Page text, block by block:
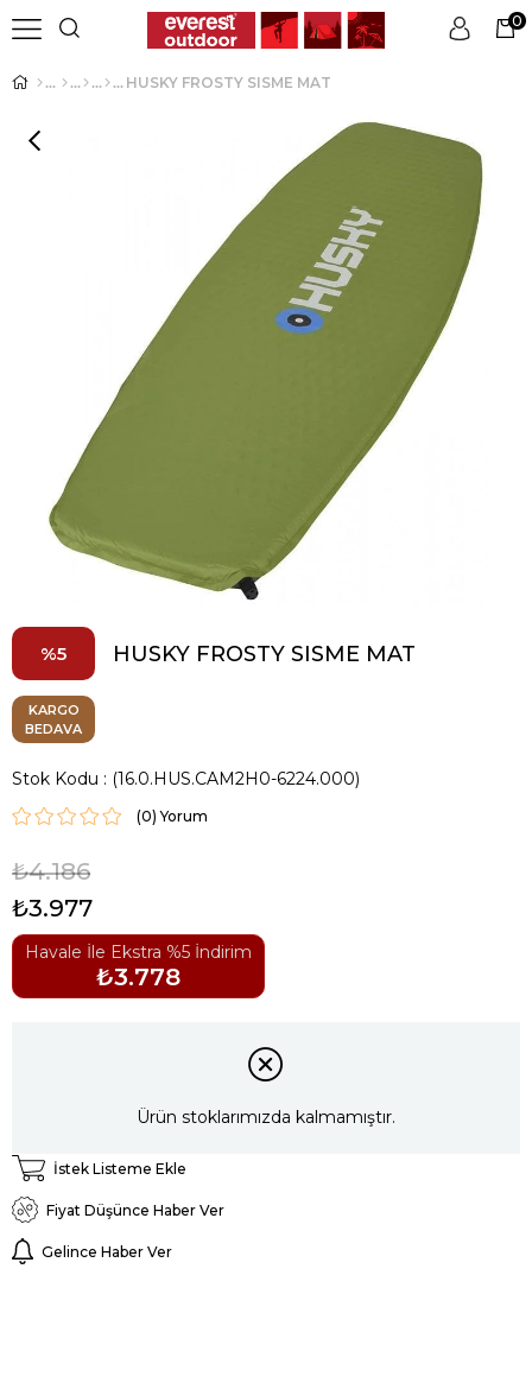
Üye Girişi Üye Ol
0
HUSKY FROSTY SISME MAT
5 HUSKY FROSTY SISME MAT
KARGO
BEDAVA
Stok Kodu (16.0.HUS.CAM2H0-6224.000)
(0)
₺4.186
₺3.977
Havale İle Ekstra %5 İndirim
₺3.778
Ürün stoklarımızda kalmamıştır.
İstek Listeme Ekle
Fiyat Düşünce Haber Ver
Gelince Haber Ver